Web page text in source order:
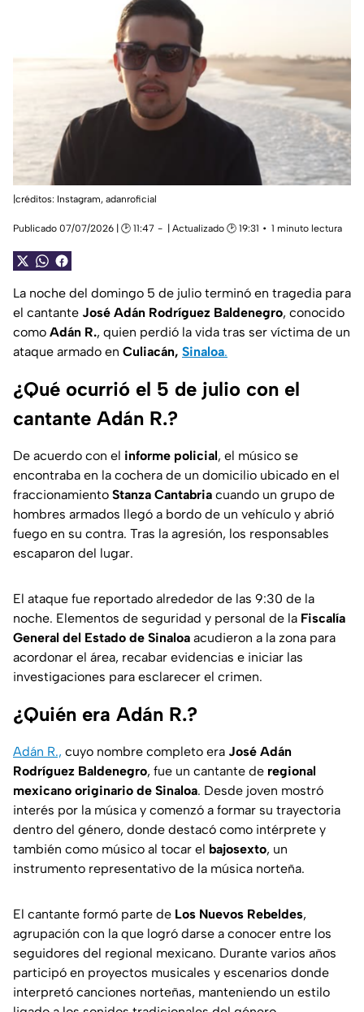
|créditos: Instagram, adanroficial
Publicado 07/07/2026 | 🕑 11:47 | Actualizado 🕑 19:31 1 minuto lectura
La noche del domingo 5 de julio terminó en tragedia para
el cantante José Adán Rodríguez Baldenegro, conocido
como Adán R., quien perdió la vida tras ser víctima de un
ataque armado en Culiacán, Sinaloa.
¿Qué ocurrió el 5 de julio con el
cantante Adán R.?
De acuerdo con el informe policial, el músico se
encontraba en la cochera de un domicilio ubicado en el
fraccionamiento Stanza Cantabria cuando un grupo de
hombres armados llegó a bordo de un vehículo y abrió
fuego en su contra. Tras la agresión, los responsables
escaparon del lugar.
El ataque fue reportado alrededor de las 9:30 de la
noche. Elementos de seguridad y personal de la Fiscalía
General del Estado de Sinaloa acudieron a la zona para
acordonar el área, recabar evidencias e iniciar las
investigaciones para esclarecer el crimen.
¿Quién era Adán R.?
Adán R., cuyo nombre completo era José Adán
Rodríguez Baldenegro, fue un cantante de regional
mexicano originario de Sinaloa. Desde joven mostró
interés por la música y comenzó a formar su trayectoria
dentro del género, donde destacó como intérprete y
también como músico al tocar el bajosexto, un
instrumento representativo de la música norteña.
El cantante formó parte de Los Nuevos Rebeldes,
agrupación con la que logró darse a conocer entre los
seguidores del regional mexicano. Durante varios años
participó en proyectos musicales y escenarios donde
interpretó canciones norteñas, manteniendo un estilo